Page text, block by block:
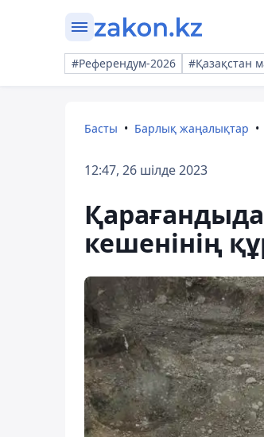
#Референдум-2026 #Қазақстан
Басты Барлық жаңалықтар
12:47, 26 шілде 2023
кешенінің